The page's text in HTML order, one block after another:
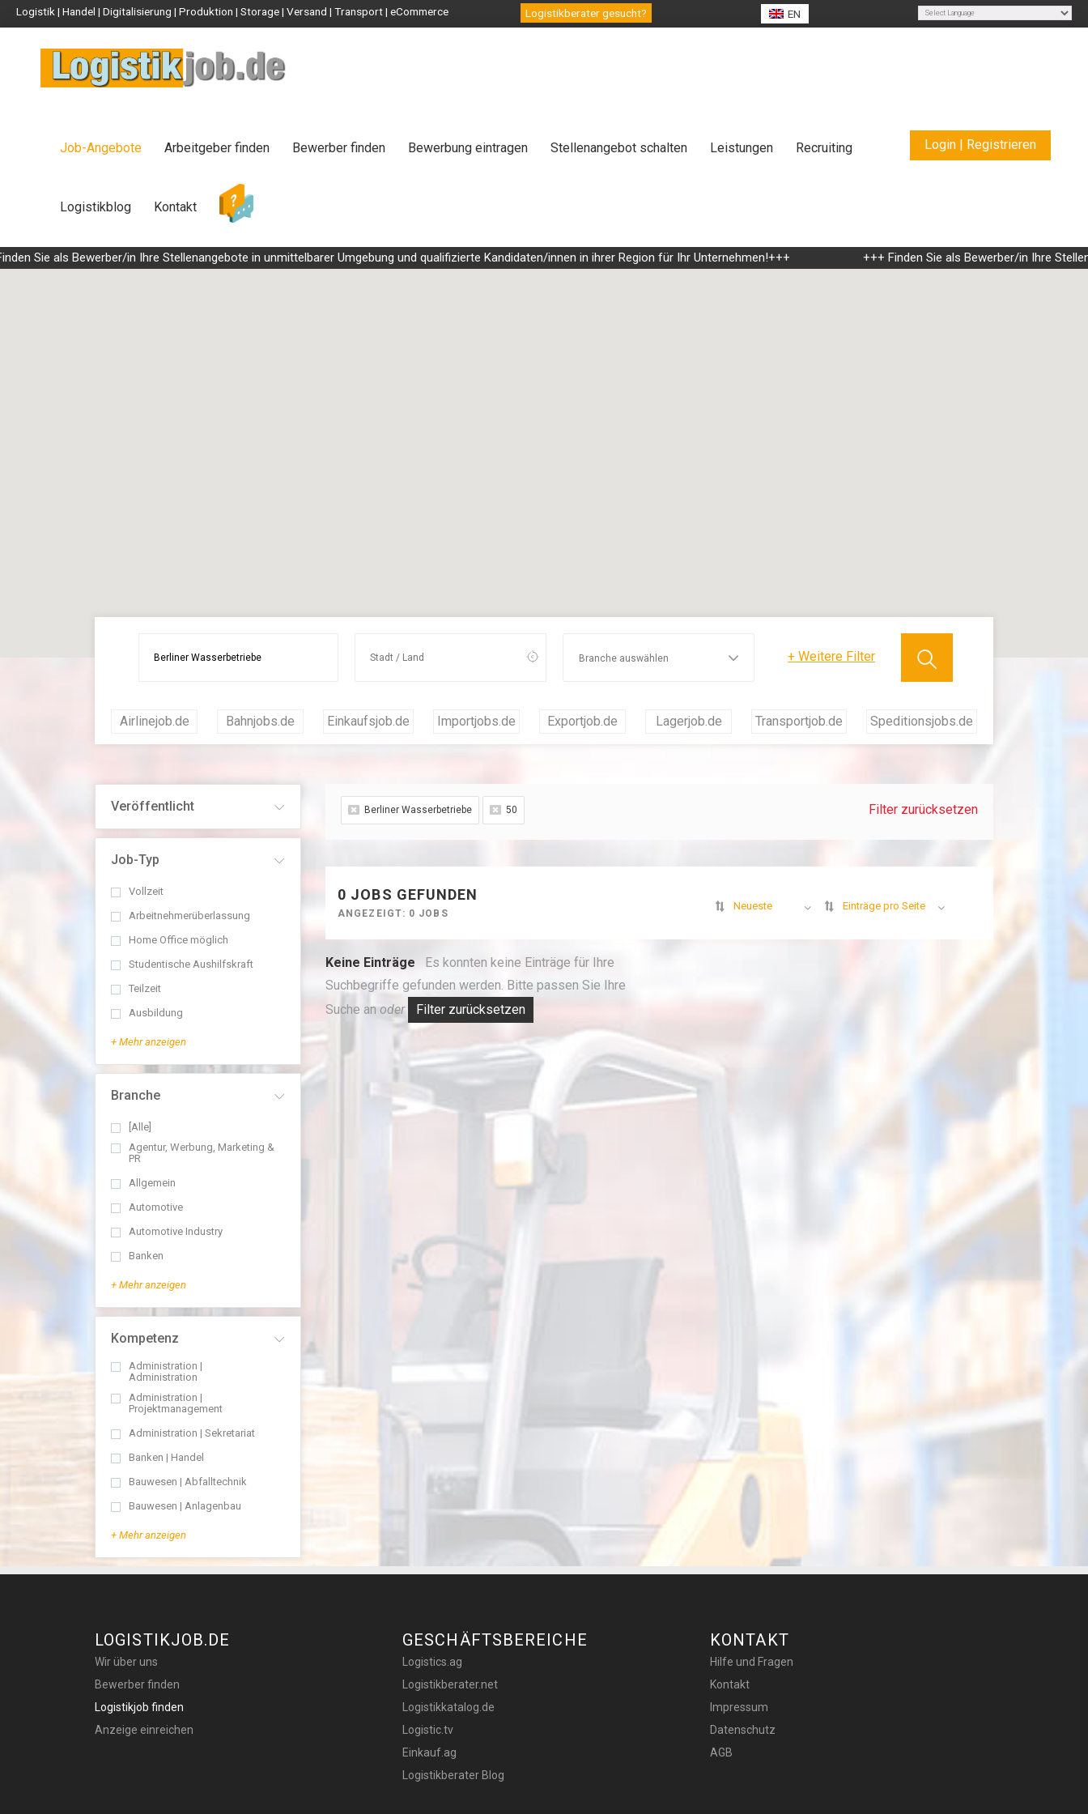
Logistik | Handel | Digitalisierung | Produktion | Storage | Versand | Transport | eCommerce Logistikberater gesucht? EN
Powered by Translate
Job-Angebote Arbeitgeber finden Bewerber finden Bewerbung eintragen Stellenangebot schalten Leistungen Recruiting
Logistikblog Kontakt
Login | Registrieren
Sie als Bewerber/in Ihre Stellenangebote in unmittelbarer Umgebung und qualifizierte Kandidaten/innen in ihrer Region für Ihr Unternehmen!+++ +++ Finden Sie als Bewerber/in Ihre
+ Weitere Filter
Airlinejob.de Bahnjobs.de Einkaufsjob.de Importjobs.de Exportjob.de Lagerjob.de Transportjob.de Speditionsjobs.de
Veröffentlicht
Job-Typ
Vollzeit
Arbeitnehmerüberlassung
Home Office möglich
Studentische Aushilfskraft
Teilzeit
Ausbildung
+ Mehr anzeigen
Branche
[Alle]
Agentur, Werbung, Marketing &
PR
Allgemein
Automotive
Automotive Industry
Banken
+ Mehr anzeigen
Kompetenz
Administration |
Administration
Administration |
Projektmanagement
Administration | Sekretariat
Banken | Handel
Bauwesen | Abfalltechnik
Bauwesen | Anlagenbau
+ Mehr anzeigen
Berliner Wasserbetriebe 50 Filter zurücksetzen
0 JOBS GEFUNDEN
ANGEZEIGT: 0 JOBS
Neueste Einträge pro Seite
Keine Einträge
Es konnten keine Einträge für Ihre
Suchbegriffe gefunden werden. Bitte passen Sie Ihre
Suche an oder Filter zurücksetzen
LOGISTIKJOB.DE
Wir über uns
Bewerber finden
Logistikjob finden
Anzeige einreichen
GESCHÄFTSBEREICHE
Logistics.ag
Logistikberater.net
Logistikkatalog.de
Logistic.tv
Einkauf.ag
Logistikberater Blog
KONTAKT
Hilfe und Fragen
Kontakt
Impressum
Datenschutz
AGB